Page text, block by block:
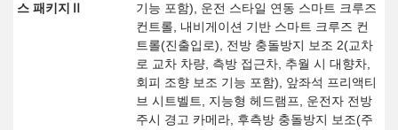
스 패키지Ⅱ
기능 포함), 운전 스타일 연동 스마트 크루즈
컨트롤, 내비게이션 기반 스마트 크루즈 컨
트롤(진출입로), 전방 충돌방지 보조 2(교차
로 교차 차량, 측방 접근차, 추월 시 대향차,
회피 조향 보조 기능 포함), 앞좌석 프리액티
브 시트벨트, 지능형 헤드램프, 운전자 전방
주시 경고 카메라, 후측방 충돌방지 보조(주